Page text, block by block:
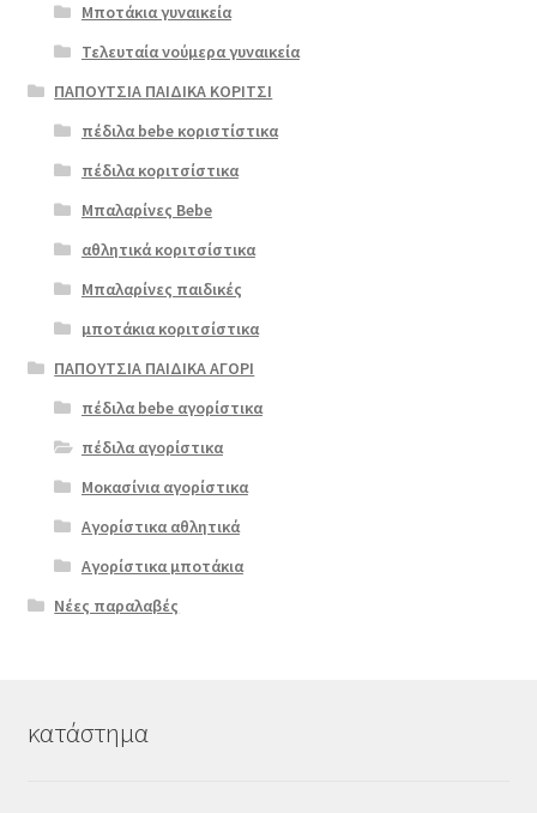
Μποτάκια γυναικεία
Τελευταία νούμερα γυναικεία
ΠΑΠΟΥΤΣΙΑ ΠΑΙΔΙΚΑ ΚΟΡΙΤΣΙ
πέδιλα bebe κοριστίστικα
πέδιλα κοριτσίστικα
Μπαλαρίνες Bebe
αθλητικά κοριτσίστικα
Μπαλαρίνες παιδικές
μποτάκια κοριτσίστικα
ΠΑΠΟΥΤΣΙΑ ΠΑΙΔΙΚΑ ΑΓΟΡΙ
πέδιλα bebe αγορίστικα
πέδιλα αγορίστικα
Μοκασίνια αγορίστικα
Αγορίστικα αθλητικά
Αγορίστικα μποτάκια
Νέες παραλαβές
κατάστημα